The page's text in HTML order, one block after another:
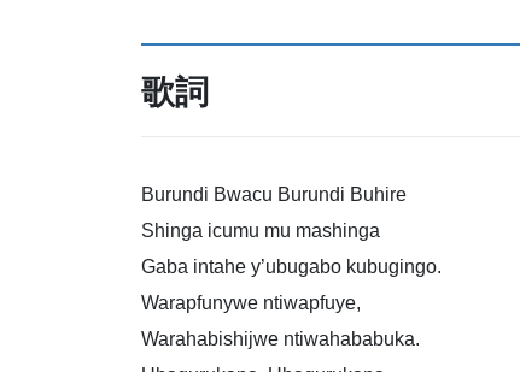
歌詞
Burundi Bwacu Burundi Buhire
Shinga icumu mu mashinga
Gaba intahe y’ubugabo kubugingo.
Warapfunywe ntiwapfuye,
Warahabishijwe ntiwahababuka.